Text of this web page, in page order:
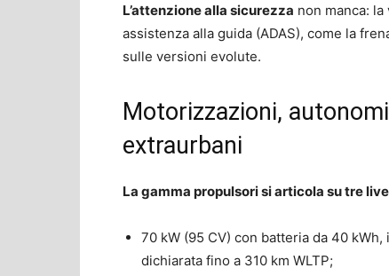
L’attenzione alla sicurezza non manca:
assistenza alla guida (ADAS), come la
sulle versioni evolute.
Motorizzazioni,
extraurbani
La gamma propulsori si articola su tre
70 kW (95 CV) con batteria da 40
dichiarata fino a 310 km WLTP;